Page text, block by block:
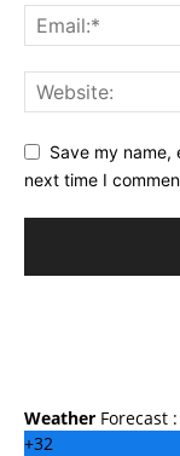
Save my name,
next time I
Weather Forecast :
+32